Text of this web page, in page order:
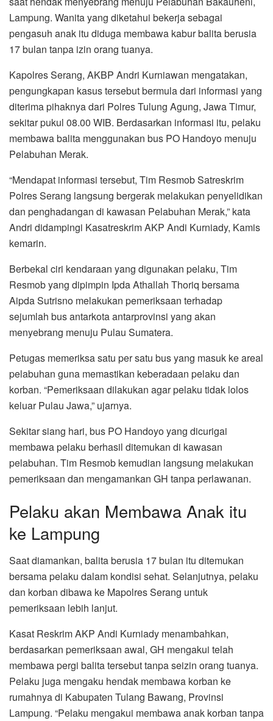
Lampung. Wanita yang diketahui bekerja sebagai
pengasuh anak itu diduga membawa kabur balita berusia
17 bulan tanpa izin orang tuanya.
Kapolres Serang, AKBP Andri Kurniawan mengatakan,
pengungkapan kasus tersebut bermula dari informasi yang
diterima pihaknya dari Polres Tulung Agung, Jawa Timur,
sekitar pukul 08.00 WIB. Berdasarkan informasi itu, pelaku
membawa balita menggunakan bus PO Handoyo menuju
Pelabuhan Merak.
“Mendapat informasi tersebut, Tim Resmob Satreskrim
Polres Serang langsung bergerak melakukan penyelidikan
dan penghadangan di kawasan Pelabuhan Merak,” kata
Andri didampingi Kasatreskrim AKP Andi Kurniady, Kamis
kemarin.
Berbekal ciri kendaraan yang digunakan pelaku, Tim
Resmob yang dipimpin Ipda Athallah Thoriq bersama
Aipda Sutrisno melakukan pemeriksaan terhadap
sejumlah bus antarkota antarprovinsi yang akan
menyebrang menuju Pulau Sumatera.
Petugas memeriksa satu per satu bus yang masuk ke areal
pelabuhan guna memastikan keberadaan pelaku dan
korban. “Pemeriksaan dilakukan agar pelaku tidak lolos
keluar Pulau Jawa,” ujarnya.
Sekitar siang hari, bus PO Handoyo yang dicurigai
membawa pelaku berhasil ditemukan di kawasan
pelabuhan. Tim Resmob kemudian langsung melakukan
pemeriksaan dan mengamankan GH tanpa perlawanan.
Pelaku akan Membawa Anak itu
ke Lampung
Saat diamankan, balita berusia 17 bulan itu ditemukan
bersama pelaku dalam kondisi sehat. Selanjutnya, pelaku
dan korban dibawa ke Mapolres Serang untuk
pemeriksaan lebih lanjut.
Kasat Reskrim AKP Andi Kurniady menambahkan,
berdasarkan pemeriksaan awal, GH mengakui telah
membawa pergi balita tersebut tanpa seizin orang tuanya.
Pelaku juga mengaku hendak membawa korban ke
rumahnya di Kabupaten Tulang Bawang, Provinsi
Lampung. “Pelaku mengakui membawa anak korban tanpa